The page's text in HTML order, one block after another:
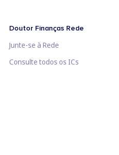
Doutor Finanças Rede
Junte-se à Rede
Consulte todos os ICs